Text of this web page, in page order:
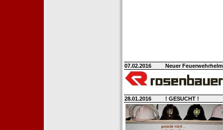
07.02.2016 Neuer
28.01.2016 ! GESUCHT !